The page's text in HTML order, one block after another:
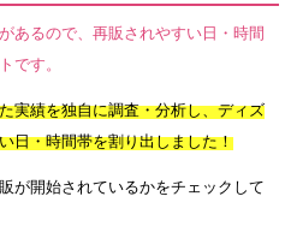
あるので、再販されやすい日・時間
です。
実績を独自に調査・分析し、ディズ
日・時間帯を割り出しました！
が開始されているかをチェックして